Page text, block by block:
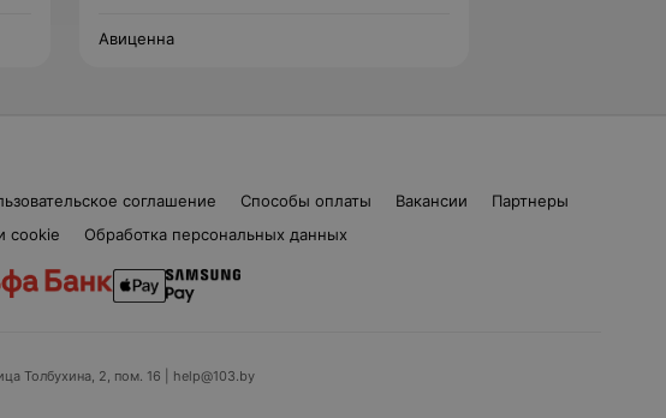
Авиценна
соглашение Способы оплаты Вакансии
Партнеры
cookie Обработка персональных данных
Толбухина, 2, пом. 16 | help@103.by